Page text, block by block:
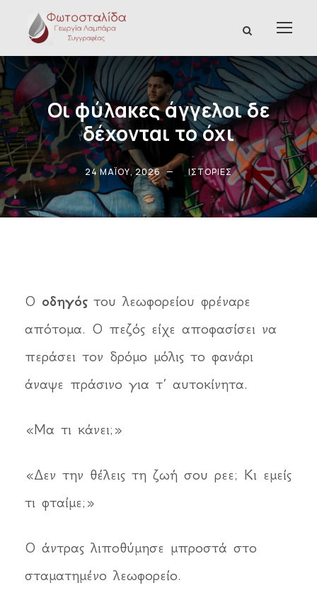
Οι φύλακες άγγελοι δε
δέχονται το όχι
24 ΜΑΪ́ΟΥ, 2026 ΙΣΤΟΡΊΕΣ
Ο οδηγόςτου λεωφορείου φρέναρε
απότομα. Ο πεζός είχε αποφασίσει να
περάσει τον δρόμο μόλις το φανάρι
άναψε πράσινο για τ’ αυτοκίνητα.
«Μα τι κάνει;»
«Δεν την θέλεις τη ζωή σου ρεε; Κι εμείς
τι φταίμε;»
Ο άντρας λιποθύμησε μπροστά στο
σταματημένο λεωφορείο.